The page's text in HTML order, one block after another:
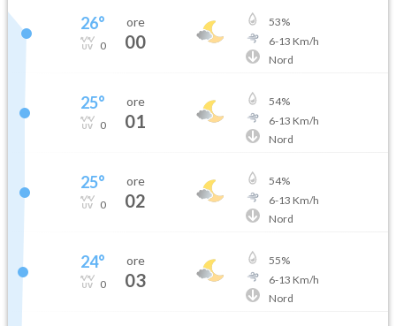
26°
0
ore
00
53%
6-13 Km/h
Nord
25°
0
ore
01
54%
6-13 Km/h
Nord
25°
0
ore
02
54%
6-13 Km/h
Nord
24°
0
ore
03
55%
6-13 Km/h
Nord